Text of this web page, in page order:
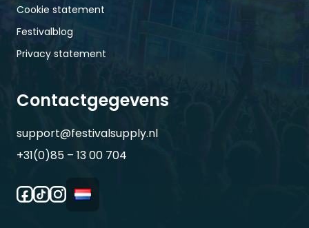
Cookie statement
Festivalblog
Privacy statement
Contactgegevens
support@festivalsupply.nl
+31(0)85 – 13 00 704